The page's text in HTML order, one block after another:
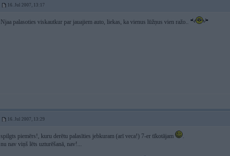
16. Jul 2007, 13:17
Njaa palasoties viskautkur par jauajiem auto, liekas, ka vienus lūžņus vien ražo..
16. Jul 2007, 13:29
spilgts piemērs!, kuru derētu palasīties jebkuram (arī veca!) 7-er tīkotājam
.
nu nav viņš lēts uzturēšanā, nav!...